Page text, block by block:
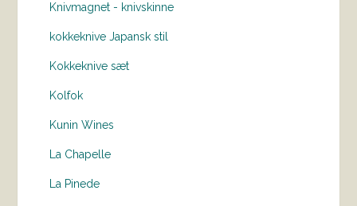
Knivmagnet - knivskinne
kokkeknive Japansk stil
Kokkeknive sæt
Kolfok
Kunin Wines
La Chapelle
La Pinede